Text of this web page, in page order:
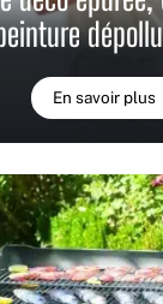
En savoir plus